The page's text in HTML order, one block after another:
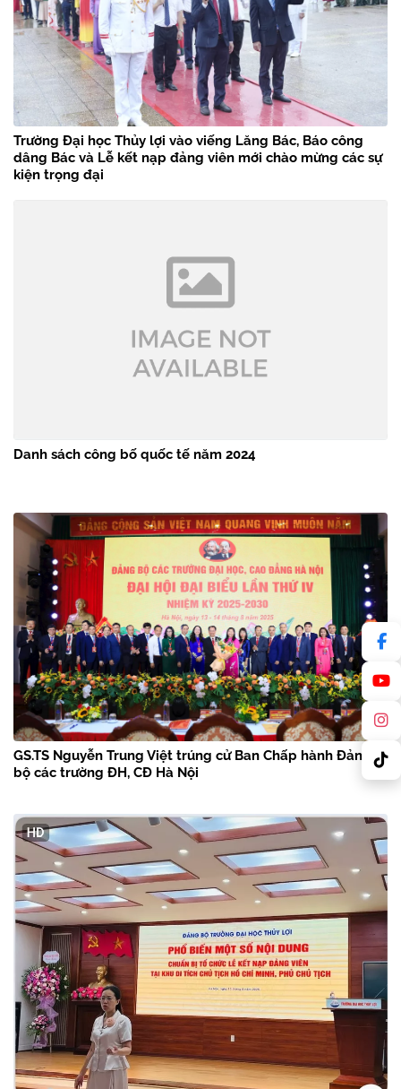
Trường Đại học Thủy lợi vào viếng Lăng Bác, Báo công
dâng Bác và Lễ kết nạp đảng viên mới chào mừng các sự
kiện trọng đại
Danh sách công bố quốc tế năm 2024
GS.TS Nguyễn Trung Việt trúng cử Ban Chấp hành Đảng
bộ các trường ĐH, CĐ Hà Nội